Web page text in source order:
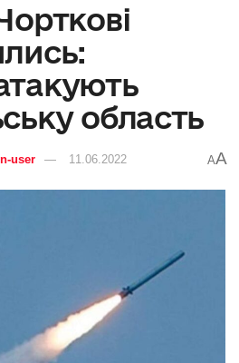
область
user 11.06.2022 AA